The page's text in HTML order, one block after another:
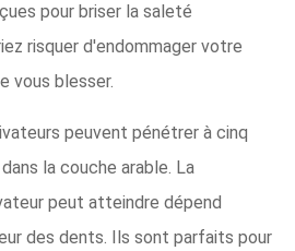
pour briser la saleté
risquer d'endommager votre
vous blesser.
peuvent pénétrer à cinq
la couche arable. La
peut atteindre dépend
des dents. Ils sont parfaits pour